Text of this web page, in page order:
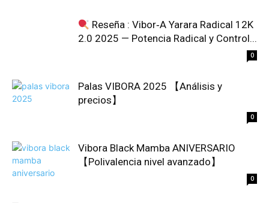
Reseña : Vibor‑A Yarara Radical 12K
2.0 2025 — Potencia Radical y Control...
0
Palas VIBORA 2025 【Análisis y
precios】
0
Vibora Black Mamba ANIVERSARIO
【Polivalencia nivel avanzado】
0